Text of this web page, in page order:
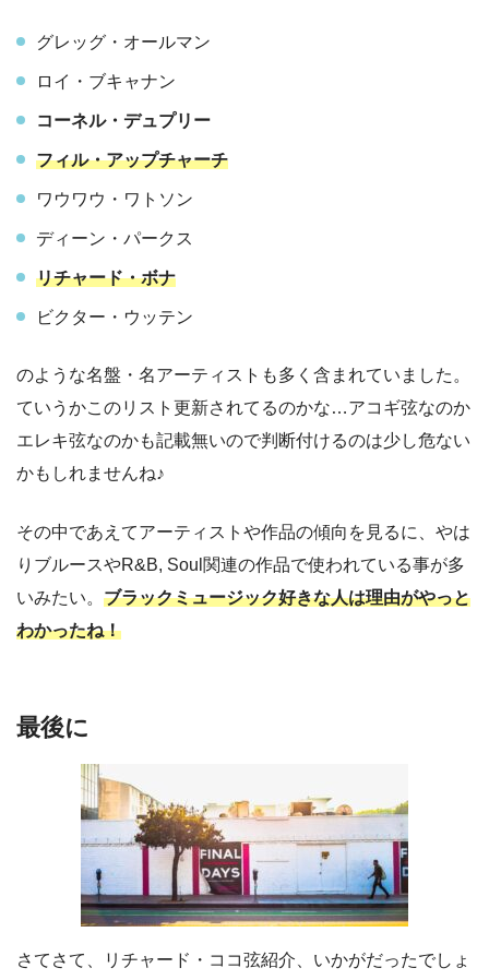
グレッグ・オールマン
ロイ・ブキャナン
コーネル・デュプリー
フィル・アップチャーチ
ワウワウ・ワトソン
ディーン・パークス
リチャード・ボナ
ビクター・ウッテン
のような名盤・名アーティストも多く含まれていました。
ていうかこのリスト更新されてるのかな…アコギ弦なのか
エレキ弦なのかも記載無いので判断付けるのは少し危ない
かもしれませんね♪
その中であえてアーティストや作品の傾向を見るに、 やは
りブルースやR&B, Soul関連の作品で使われている事が多
いみたい。 ブラックミュージック好きな人は理由がやっと
わかったね！
最後に
さてさて、リチャード・ココ弦紹介、いかがだったでしょ